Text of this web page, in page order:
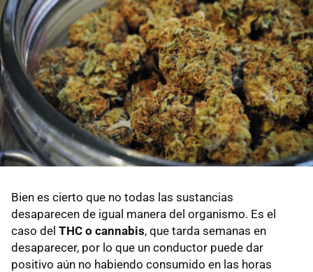
Bien es cierto que no todas las sustancias
desaparecen de igual manera del organismo. Es el
caso del THC o cannabis, que tarda semanas en
desaparecer, por lo que un conductor puede dar
positivo aún no habiendo consumido en las horas